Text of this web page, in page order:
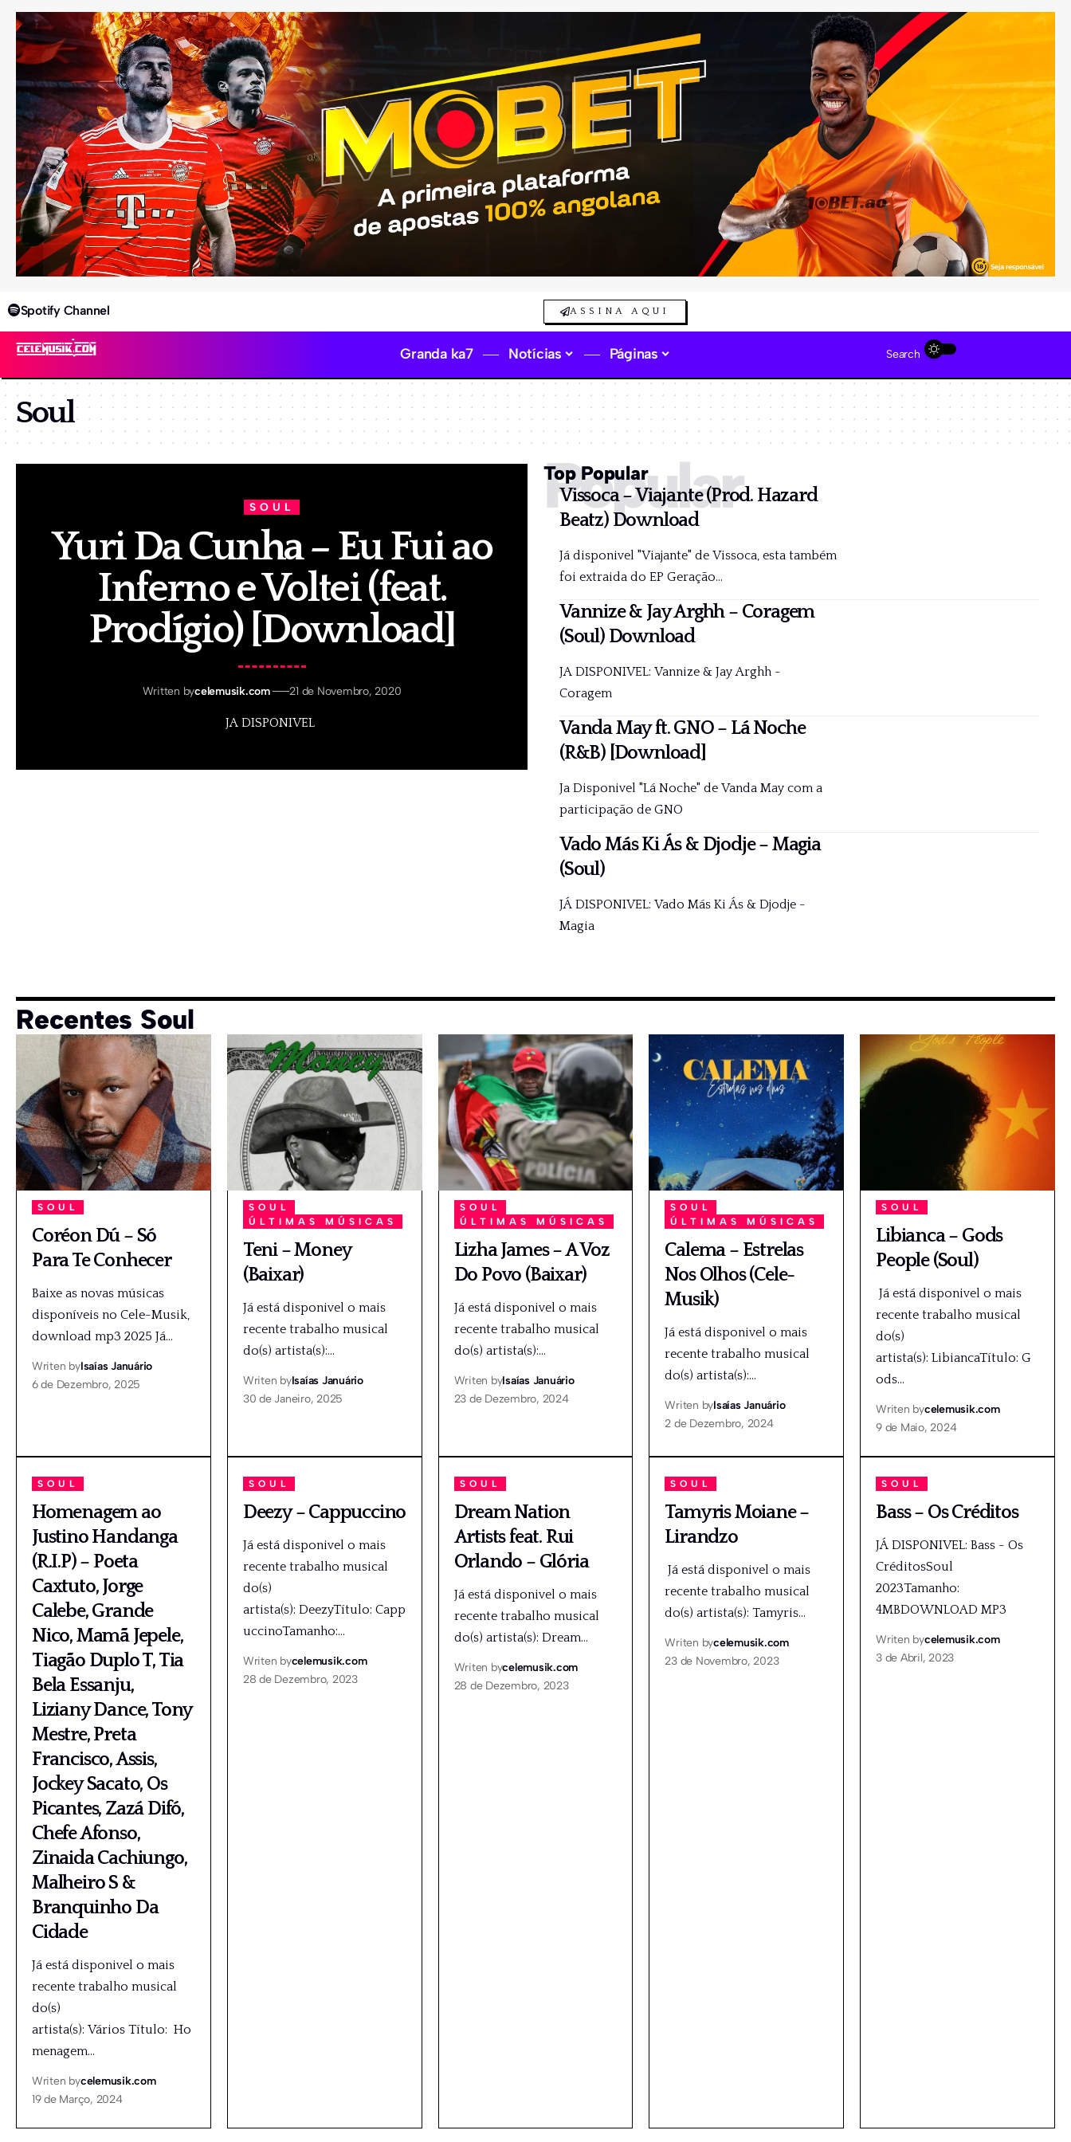
Spotify Channel ASSINA AQUI
Granda ka7 Notícias Páginas Search
Soul
SOUL
Yuri Da Cunha – Eu Fui ao
Inferno e Voltei (feat.
Prodígio) [Download]
Written bycelemusik.com 21 de Novembro, 2020
JA DISPONIVEL
Top Popular
Popular
Vissoca – Viajante (Prod. Hazard
Beatz) Download
Já disponivel "Viajante" de Vissoca, esta também
foi extraida do EP Geração…
Vannize & Jay Arghh – Coragem
(Soul) Download
JA DISPONIVEL: Vannize & Jay Arghh -
Coragem
Vanda May ft. GNO – Lá Noche
(R&B) [Download]
Ja Disponivel "Lá Noche" de Vanda May com a
participação de GNO
Vado Más Ki Ás & Djodje – Magia
(Soul)
JÁ DISPONIVEL: Vado Más Ki Ás & Djodje -
Magia
Recentes Soul
SOUL
Coréon Dú – Só
Para Te Conhecer
Baixe as novas músicas
disponíveis no Cele-Musik,
download mp3 2025 Já…
Writen byIsaías Januário
6 de Dezembro, 2025
SOUL
ÚLTIMAS MÚSICAS
Teni – Money
(Baixar)
Já está disponivel o mais
recente trabalho musical
do(s) artista(s):…
Writen byIsaías Januário
30 de Janeiro, 2025
SOUL
ÚLTIMAS MÚSICAS
Lizha James – A Voz
Do Povo (Baixar)
Já está disponivel o mais
recente trabalho musical
do(s) artista(s):…
Writen byIsaías Januário
23 de Dezembro, 2024
SOUL
ÚLTIMAS MÚSICAS
Calema – Estrelas
Nos Olhos (Cele-
Musik)
Já está disponivel o mais
recente trabalho musical
do(s) artista(s):…
Writen byIsaías Januário
2 de Dezembro, 2024
SOUL
Libianca – Gods
People (Soul)
Já está disponivel o mais
recente trabalho musical
do(s)
artista(s): LibiancaTítulo: G
ods…
Writen bycelemusik.com
9 de Maio, 2024
SOUL
Homenagem ao
Justino Handanga
(R.I.P) – Poeta
Caxtuto, Jorge
Calebe, Grande
Nico, Mamã Jepele,
Tiagão Duplo T, Tia
Bela Essanju,
Liziany Dance, Tony
Mestre, Preta
Francisco, Assis,
Jockey Sacato, Os
Picantes, Zazá Difó,
Chefe Afonso,
Zinaida Cachiungo,
Malheiro S &
Branquinho Da
Cidade
Já está disponivel o mais
recente trabalho musical
do(s)
artista(s): Vários Título: Ho
menagem…
Writen bycelemusik.com
19 de Março, 2024
SOUL
Deezy – Cappuccino
Já está disponivel o mais
recente trabalho musical
do(s)
artista(s): DeezyTítulo: Capp
uccinoTamanho:…
Writen bycelemusik.com
28 de Dezembro, 2023
SOUL
Dream Nation
Artists feat. Rui
Orlando – Glória
Já está disponivel o mais
recente trabalho musical
do(s) artista(s): Dream…
Writen bycelemusik.com
28 de Dezembro, 2023
SOUL
Tamyris Moiane –
Lirandzo
Já está disponivel o mais
recente trabalho musical
do(s) artista(s): Tamyris…
Writen bycelemusik.com
23 de Novembro, 2023
SOUL
Bass – Os Créditos
JÁ DISPONIVEL: Bass - Os
CréditosSoul
2023Tamanho:
4MBDOWNLOAD MP3
Writen bycelemusik.com
3 de Abril, 2023